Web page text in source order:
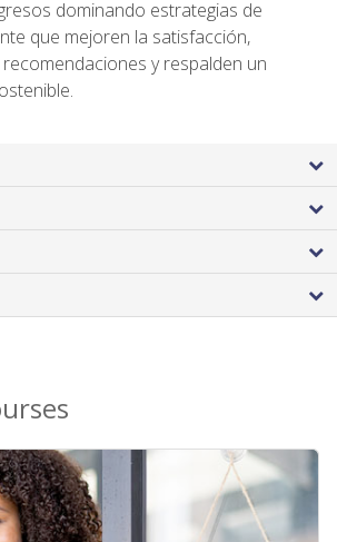
dominando estrategias de
que mejoren la satisfacción,
y respalden un